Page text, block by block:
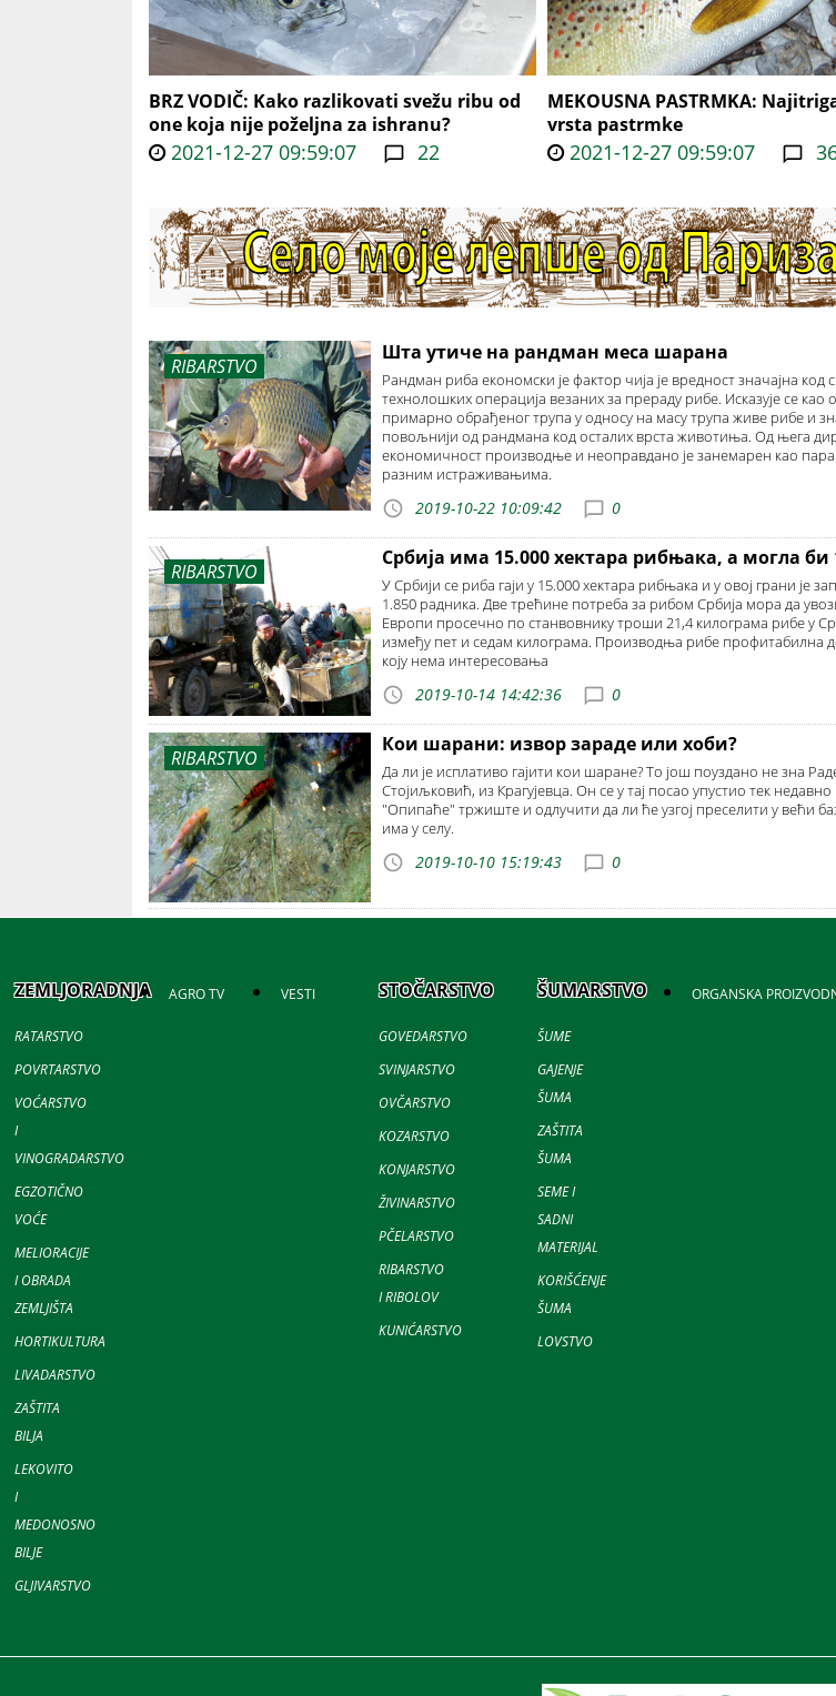
BRZ VODIČ: Kako razlikovati svežu ribu od
one koja nije poželjna za ishranu?
2021-12-27 09:59:07 22
MEKOUSNA PASTRMKA:
vrsta pastrmke
2021-12-27 09:59:07
RIBARSTVO
Шта утиче на рандман меса шарана
Рандман риба економски је фактор чија је вредност значајна код
технолошких операција везаних за прераду рибе. Исказује се као
примарно обрађеног трупа у односу на масу трупа живе рибе и
повољнији од рандмана код осталих врста животиња. Од њега
економичност производње и неоправдано је занемарен као
разним истраживањима.
2019-10-22 10:09:42 0
RIBARSTVO
Србија има 15.000 хектара рибњака, а могла би
У Србији се риба гаји у 15.000 хектара рибњака и у овој грани је
1.850 радника. Две трећине потреба за рибом Србија мора да
Европи просечно по станвовнику троши 21,4 килограма рибе у
између пет и седам килограма. Производња рибе профитабилна
коју нема интересовања
2019-10-14 14:42:36 0
RIBARSTVO
Кои шарани: извор зараде или хоби?
Да ли је исплативо гајити кои шаране? То још поуздано не зна
Стојиљковић, из Крагујевца. Он се у тај посао упустио тек
"Опипаће" тржиште и одлучити да ли ће узгој преселити у већи
има у селу.
2019-10-10 15:19:43 0
ZEMLJORADNJA
RATARSTVO
POVRTARSTVO
VOĆARSTVO
I
VINOGRADARSTVO
EGZOTIČNO
VOĆE
MELIORACIJE
I OBRADA
ZEMLJIŠTA
HORTIKULTURA
LIVADARSTVO
ZAŠTITA
BILJA
LEKOVITO
I
MEDONOSNO
BILJE
GLJIVARSTVO
AGRO TV VESTI STOČARSTVO
GOVEDARSTVO
SVINJARSTVO
OVČARSTVO
KOZARSTVO
KONJARSTVO
ŽIVINARSTVO
PČELARSTVO
RIBARSTVO
I RIBOLOV
KUNIĆARSTVO
ŠUMARSTVO
ŠUME
GAJENJE
ŠUMA
ZAŠTITA
ŠUMA
SEME I
SADNI
MATERIJAL
KORIŠĆENJE
ŠUMA
LOVSTVO
ORGANSKA